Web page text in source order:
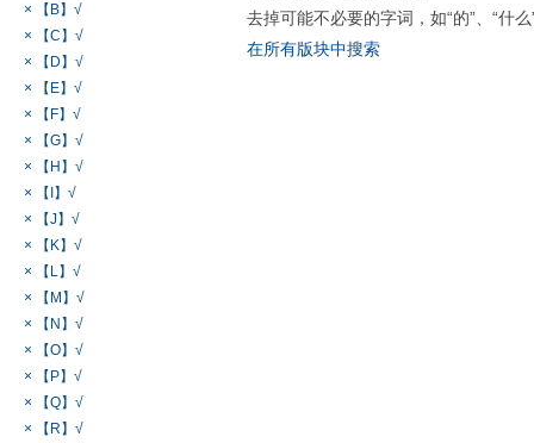
× 【B】√
× 【C】√
× 【D】√
× 【E】√
× 【F】√
× 【G】√
× 【H】√
× 【I】√
× 【J】√
× 【K】√
× 【L】√
× 【M】√
× 【N】√
× 【O】√
× 【P】√
× 【Q】√
× 【R】√
去掉可能不必要的字词，如“的”、“什么
在所有版块中搜索